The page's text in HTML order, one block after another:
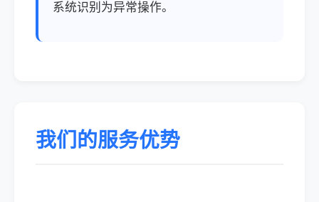
系统识别为异常操作。
我们的服务优势